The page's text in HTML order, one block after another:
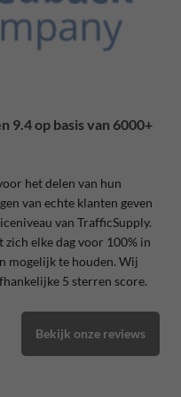
9.4 op basis van 6000+
het delen van hun
van echte klanten geven
van TrafficSupply.
elke dag voor 100% in
mogelijk te houden. Wij
5 sterren score.
Bekijk onze reviews